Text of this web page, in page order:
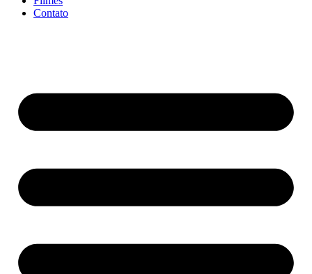
Contato